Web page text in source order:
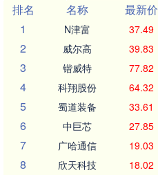
排名
名称 最新价
1
N津富 37.49
2 威尔高 39.83
3 锴威特 77.82
4 科翔股份 64.32
5 蜀道装备 33.61
6 中巨芯 27.85
7 广哈通信 19.03
8 欣天科技 18.02